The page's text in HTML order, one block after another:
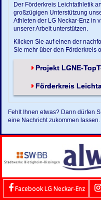
Der Förderkreis Leichtathletik
großzügigen Unterstützung
Athleten der LG Neckar-Enz in
unserer Arbeit unterstützen.
Klicken Sie auf einen der
Sie mehr über den Förderkreis
Projekt LGNE-
Förderkreis
Fehlt Ihnen etwas? Dann dürfen
eine Nachricht zukommen
Facebook LG Neckar-Enz